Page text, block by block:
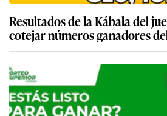
Resultados de la Kábala del
cotejar números ganadores